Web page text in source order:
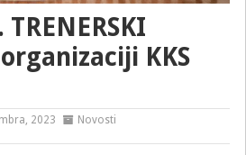
KKS
2023
Novosti